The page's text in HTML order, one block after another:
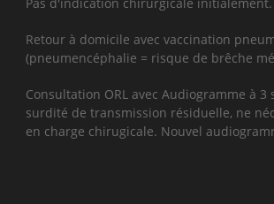
Retour à domicile avec vaccination
(pneumencéphalie = risque de brêche
Consultation ORL avec Audiogramme à 3
surdité de transmission résiduelle, ne
en charge chirugicale. Nouvel